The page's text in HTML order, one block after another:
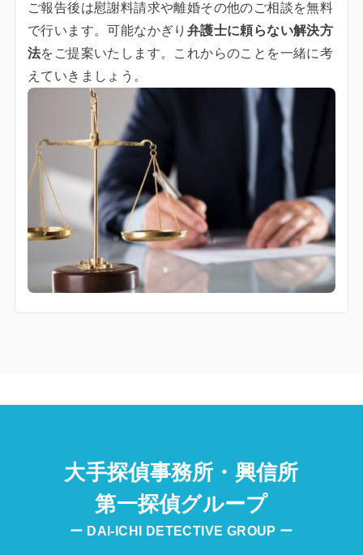
ご報告後は慰謝料請求や離婚その他のご相談を無料
で行います。可能なかぎり 弁護士に頼らない解決方
法をご提案いたします。これからのことを一緒に考
えていきましょう。
大手探偵事務所・興信所
第一探偵グループ
ー DAI-ICHI DETECTIVE GROUP ー